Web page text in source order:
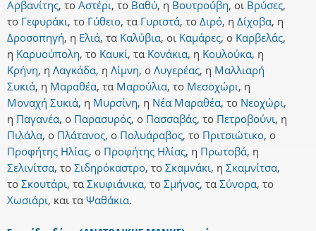
Αρβανίτης, το Αστέρι, το Βαθύ, η Βουτρούβη, οι Βρύσες,
το Γεφυράκι, το Γύθειο, τα Γυριστά, το Διρό, η Δίχοβα, η
Δροσοπηγή, η Ελιά, τα Καλύβια, οι Καμάρες, ο Καρβελάς,
η Καρυούπολη, το Καυκί, τα Κονάκια, η Κουλούκα, η
Κρήνη, η Λαγκάδα, η Λίμνη, ο Λυγερέας, η Μαλλιαρή
Συκιά, η Μαραθέα, τα Μαρούλια, το Μεσοχώρι, η
Μοναχή Συκιά, η Μυρσίνη, η Νέα Μαραθέα, το Νεοχώρι,
η Παγανέα, ο Παρασυρός, ο Πασσαβάς, το Πετροβούνι, η
Πιλάλα, ο Πλάτανος, ο Πολυάραβος, το Πριτσιώτικο, ο
Προφήτης Ηλίας, ο Προφήτης Ηλίας, η Πρωτοβά, η
Σελινίτσα, το Σιδηρόκαστρο, το Σκαμνάκι, η Σκαμνίτσα,
το Σκουτάρι, τα Σκυφιάνικα, το Σμήνος, τα Σύνορα, το
Χωσιάρι, και τα Ψαθάκια.